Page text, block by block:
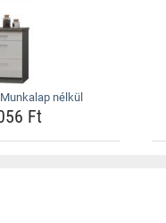
nélkül
Ft